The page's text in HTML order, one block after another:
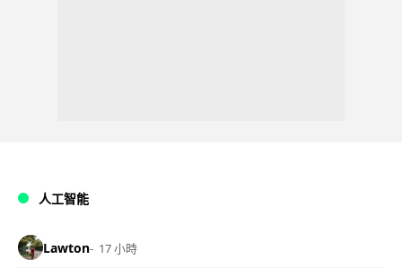
人工智能
Lawton 17 小時